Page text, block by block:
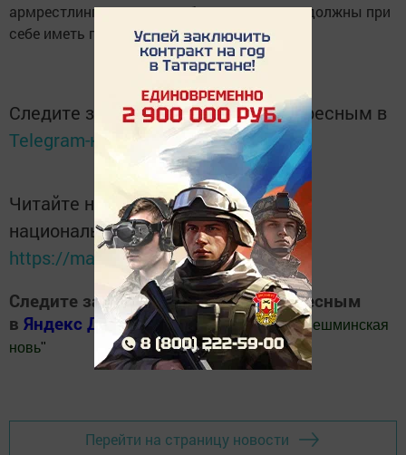
армрестлингу, рысистым бегам и скачкам должны при
себе иметь паспорт, ИНН, ПСС и их копии.
Следите за самым важным и интересным в
Telegram-канале
Татмедиа
Читайте новости Татарстана в
национальном мессенджере MАХ:
https://max.ru/tatmedia
Следите за самым важным и интересным
в Яндекс ДзениТелеграм канале"Шешминская
новь"
Перейти на страницу новости